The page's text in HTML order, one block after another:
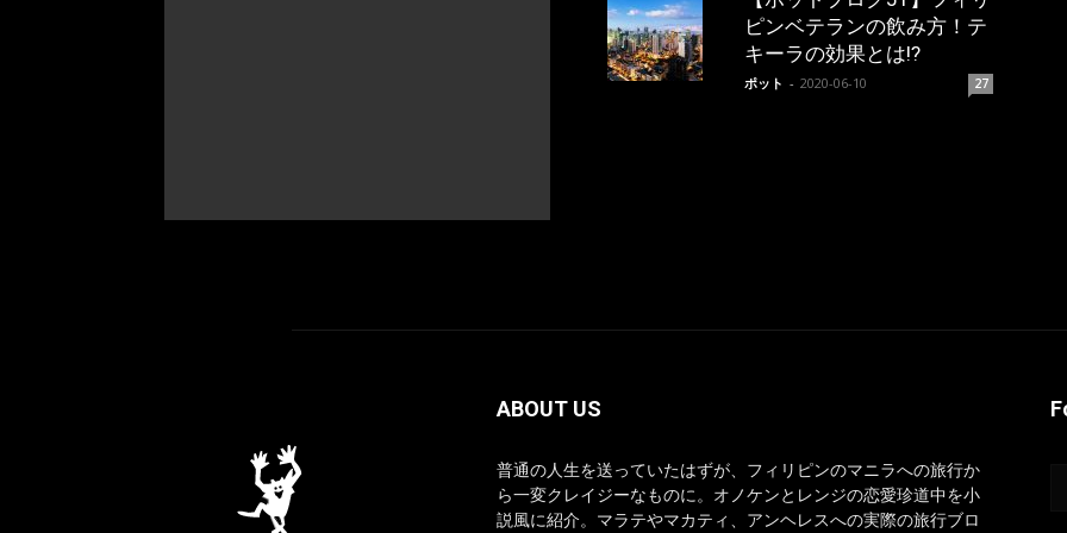
ピンベテランの飲み方！テ
キーラの効果とは!?
ポット - 2020-06-10 27
ABOUT US
普通の人生を送っていたはずが、フィリピンのマニラへの旅行か
ら一変クレイジーなものに。オノケンとレンジの恋愛珍道中を小
説風に紹介。マラテやマカティ、アンヘレスへの実際の旅行ブロ